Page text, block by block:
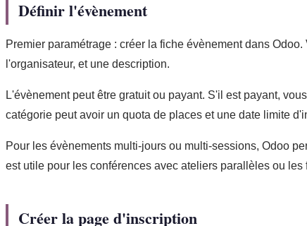
Définir l'évènement
Premier paramétrage : créer la fiche évènement dans
l'organisateur, et une description.
L'évènement peut être gratuit ou payant. S'il est payant,
catégorie peut avoir un quota de places et une date limite
Pour les évènements multi-jours ou multi-sessions, Odoo
est utile pour les conférences avec ateliers parallèles ou
Créer la page d'inscription